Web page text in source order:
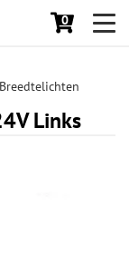
0
Breedtelichten
Links